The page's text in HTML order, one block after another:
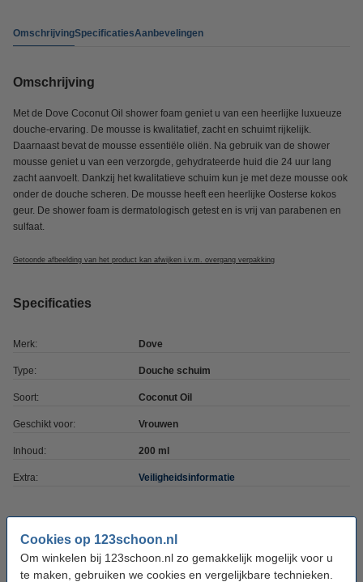
Cookies op 123schoon.nl
Om winkelen bij 123schoon.nl zo gemakkelijk mogelijk voor u
te maken, gebruiken we cookies en vergelijkbare technieken.
OmschrijvingSpecificatiesAanbevelingen
Omschrijving
Met de Dove Coconut Oil shower foam geniet u van een heerlijke luxueuze
douche-ervaring. De mousse is kwalitatief, zacht en schuimt rijkelijk.
Daarnaast bevat de mousse essentiële oliën. Na gebruik van de shower
mousse geniet u van een verzorgde, gehydrateerde huid die 24 uur lang
zacht aanvoelt. Dankzij het kwalitatieve schuim kun je met deze mousse ook
onder de douche scheren. De mousse heeft een heerlijke Oosterse kokos
geur. De shower foam is dermatologisch getest en is vrij van parabenen en
sulfaat.
Getoonde afbeelding van het product kan afwijken i.v.m. overgang verpakking
Specificaties
Merk: Dove
Type: Douche schuim
Soort: Coconut Oil
Geschikt voor: Vrouwen
Inhoud: 200 ml
Extra: Veiligheidsinformatie
Dove Shower Foam Coconut Oil (6 stuks - 200
ml)
€ 24,95